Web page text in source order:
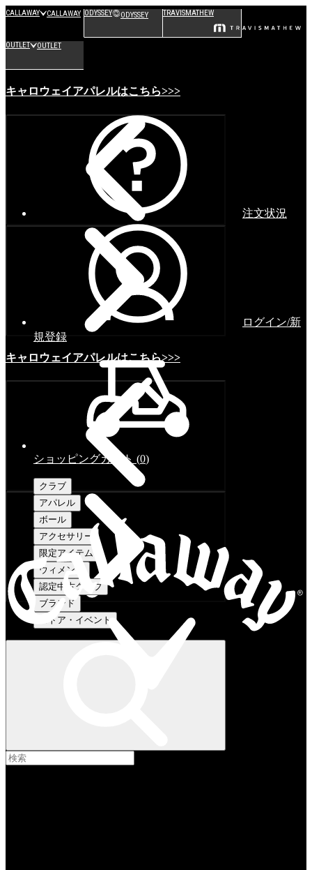
CALLAWAY CALLAWAY ODYSSEY ODYSSEY TRAVISMATHEW
OUTLET OUTLET
キャロウェイアパレルはこちら>>>
キャロウェイアパレルはこちら>>>
注文状況
ログイン/新
規登録
ショッピングカート (0)
クラブ
アパレル
ボール
アクセサリー
限定アイテム
ウィメンズ
認定中古クラブ
ブランド
ストア・イベント